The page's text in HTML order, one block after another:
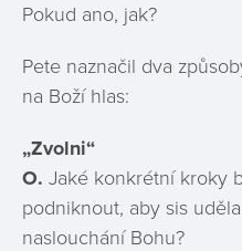
Pokud ano, jak?
Pete naznačil dva
na Boží hlas:
„Zvolni“
O. Jaké konkrétní kroky
podniknout, aby sis
naslouchání Bohu?